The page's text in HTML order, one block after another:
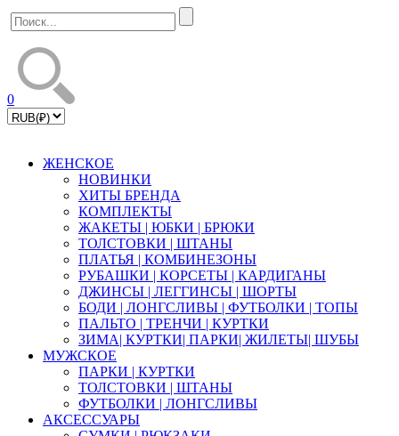
0
ЖЕНСКОЕ
НОВИНКИ
ХИТЫ БРЕНДА
КОМПЛЕКТЫ
ЖАКЕТЫ | ЮБКИ | БРЮКИ
ТОЛСТОВКИ | ШТАНЫ
ПЛАТЬЯ | КОМБИНЕЗОНЫ
РУБАШКИ | КOPСЕТЫ | КАРДИГАНЫ
ДЖИНСЫ | ЛЕГГИНСЫ | ШОРТЫ
БОДИ | ЛОНГСЛИВЫ | ФУТБОЛКИ | ТОПЫ
ПАЛЬТО | ТРЕНЧИ | КУРТКИ
ЗИМА| КУРТКИ| ПАРКИ| ЖИЛЕТЫ| ШУБЫ
МУЖСКОЕ
ПАРКИ | КУРТКИ
ТОЛСТОВКИ | ШТАНЫ
ФУТБОЛКИ | ЛОНГСЛИВЫ
АКСЕССУАРЫ